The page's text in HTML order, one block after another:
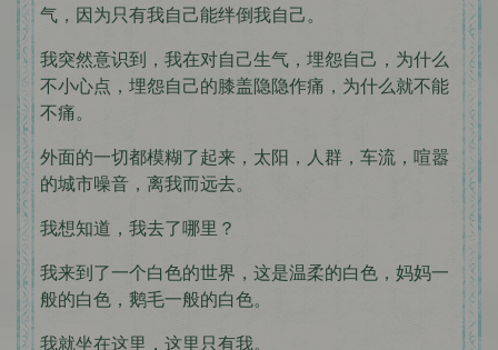
气，因为只有我自己能绊倒我自己。
我突然意识到，我在对自己生气，埋怨自己，为什么
不小心点，埋怨自己的膝盖隐隐作痛，为什么就不能
不痛。
外面的一切都模糊了起来，太阳，人群，车流，喧嚣
的城市噪音，离我而远去。
我想知道，我去了哪里？
我来到了一个白色的世界，这是温柔的白色，妈妈一
般的白色，鹅毛一般的白色。
我就坐在这里，这里只有我。